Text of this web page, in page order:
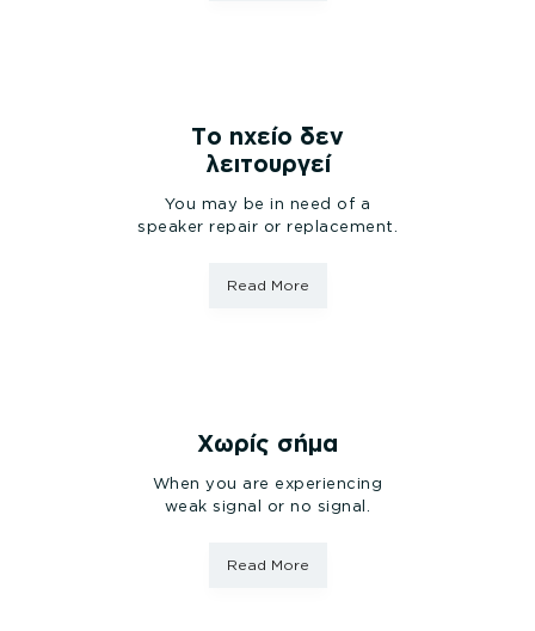
Το ηχείο δεν
λειτουργεί
You may be in need of a
speaker repair or replacement.
Read More
Χωρίς σήμα
When you are experiencing
weak signal or no signal.
Read More